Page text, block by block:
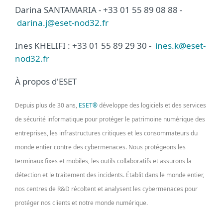
Darina SANTAMARIA - +33 01 55 89 08 88 -
darina.j@eset-nod32.fr
Ines KHELIFI : +33 01 55 89 29 30 - ines.k@eset-
nod32.fr
À propos d'ESET
Depuis plus de 30 ans, ESET®développe des logiciels et des services
de sécurité informatique pour protéger le patrimoine numérique des
entreprises, les infrastructures critiques et les consommateurs du
monde entier contre des cybermenaces. Nous protégeons les
terminaux fixes et mobiles, les outils collaboratifs et assurons la
détection et le traitement des incidents. Établit dans le monde entier,
nos centres de R&D récoltent et analysent les cybermenaces pour
protéger nos clients et notre monde numérique.